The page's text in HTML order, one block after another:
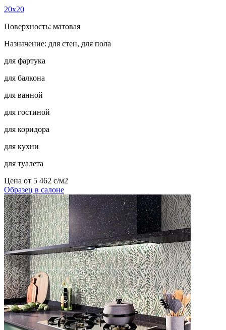
20x20
Поверхность: матовая
Назначение: для стен, для пола
для фартука
для балкона
для ванной
для гостиной
для коридора
для кухни
для туалета
Цена от 5 462 c/м2
Образец в салоне